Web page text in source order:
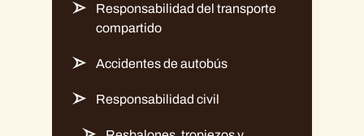
Responsabilidad del transporte
compartido
Accidentes de autobús
Responsabilidad civil